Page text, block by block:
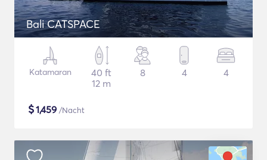
Bali CATSPACE
Katamaran
40 ft
12 m
8 4 4
$1,459 /Nacht